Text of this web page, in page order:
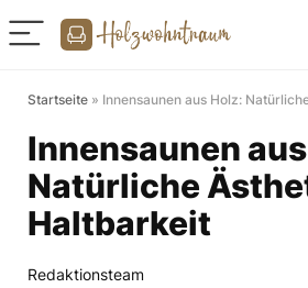
Startseite » Innensaunen aus Holz:
Innensaunen
Natürliche
Haltbarkeit
Redaktionsteam